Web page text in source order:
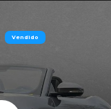
Vendido